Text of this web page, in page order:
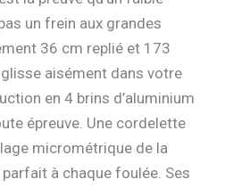
un frein aux grandes
36 cm replié et 173
aisément dans votre
en 4 brins d’aluminium
épreuve. Une cordelette
micrométrique de la
à chaque foulée. Ses